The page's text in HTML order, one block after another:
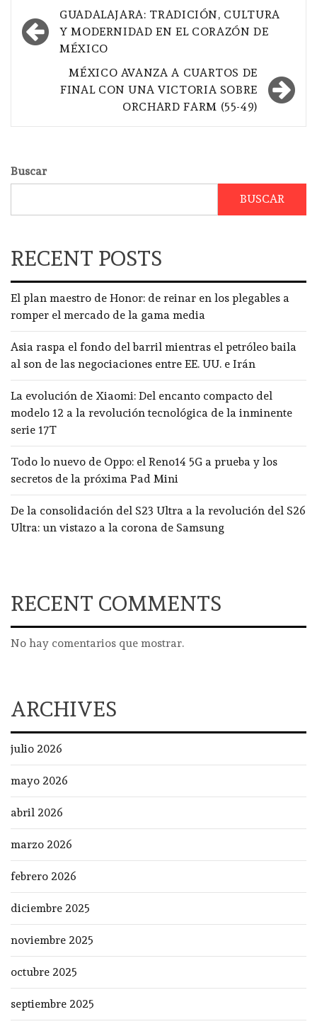
Navegación
de
entradas
GUADALAJARA: TRADICIÓN, CULTURA
Y MODERNIDAD EN EL CORAZÓN DE
MÉXICO
MÉXICO AVANZA A CUARTOS DE
FINAL CON UNA VICTORIA SOBRE
ORCHARD FARM (55-49)
Buscar
BUSCAR
RECENT POSTS
El plan maestro de Honor: de reinar en los plegables a
romper el mercado de la gama media
Asia raspa el fondo del barril mientras el petróleo baila
al son de las negociaciones entre EE. UU. e Irán
La evolución de Xiaomi: Del encanto compacto del
modelo 12 a la revolución tecnológica de la inminente
serie 17T
Todo lo nuevo de Oppo: el Reno14 5G a prueba y los
secretos de la próxima Pad Mini
De la consolidación del S23 Ultra a la revolución del S26
Ultra: un vistazo a la corona de Samsung
RECENT COMMENTS
No hay comentarios que mostrar.
ARCHIVES
julio 2026
mayo 2026
abril 2026
marzo 2026
febrero 2026
diciembre 2025
noviembre 2025
octubre 2025
septiembre 2025